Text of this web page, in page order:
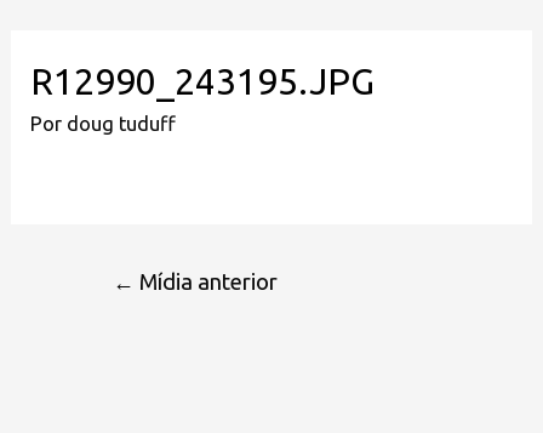
R12990_243195.JPG
Por doug tuduff
← Mídia anterior